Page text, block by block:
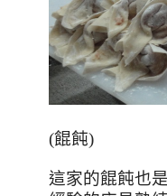
(餛飩)
這家的餛飩也